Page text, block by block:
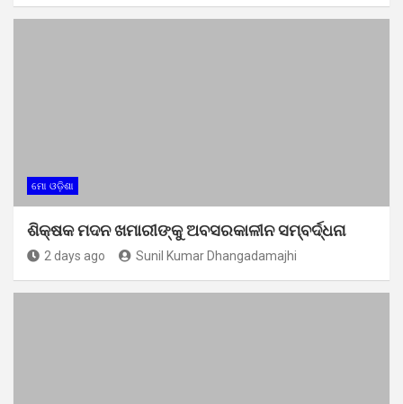
ମୋ ଓଡ଼ିଶା
ଶିକ୍ଷକ ମଦନ ଖମାରୀଙ୍କୁ ଅବସରକାଳୀନ ସମ୍ବର୍ଦ୍ଧନା
2 days ago Sunil Kumar Dhangadamajhi